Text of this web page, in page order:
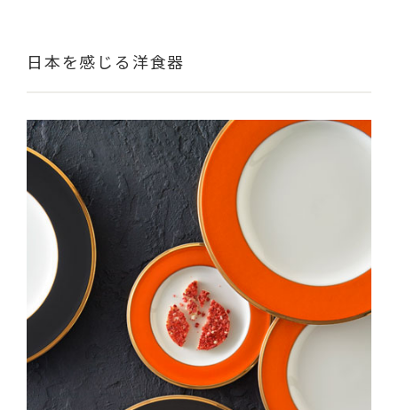
日本を感じる洋食器